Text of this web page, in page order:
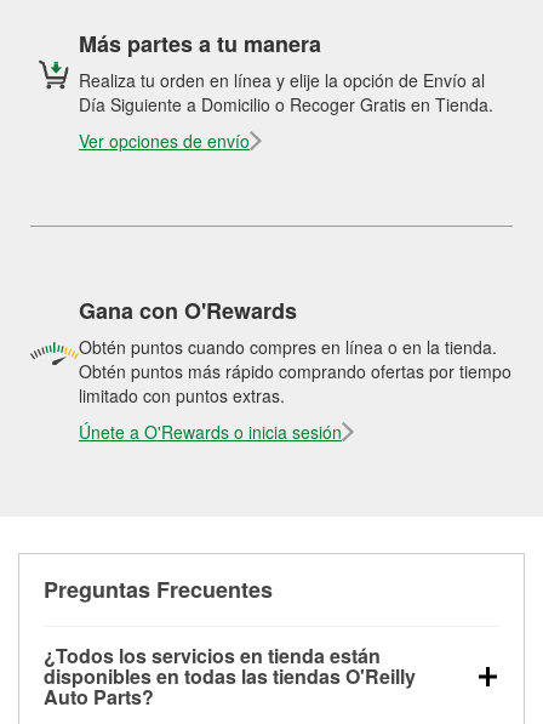
Más partes a tu manera
Realiza tu orden en línea y elije la opción de Envío al
Día Siguiente a Domicilio o Recoger Gratis en Tienda.
Ver opciones de envío
Gana con O'Rewards
Obtén puntos cuando compres en línea o en la tienda.
Obtén puntos más rápido comprando ofertas por tiempo
limitado con puntos extras.
Únete a O'Rewards o inicia sesión
Preguntas Frecuentes
¿Todos los servicios en tienda están
disponibles en todas las tiendas O'Reilly
Auto Parts?